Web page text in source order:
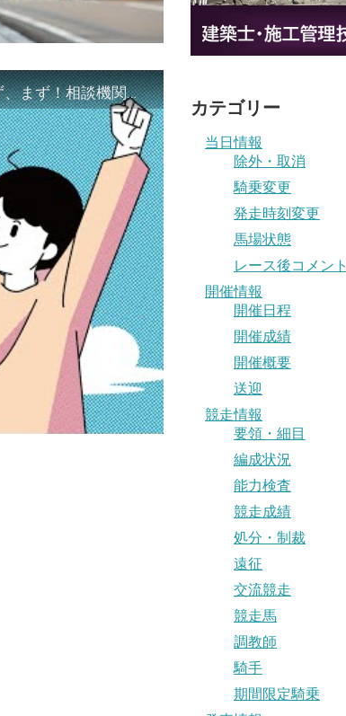
「ギャンブル等依存症対策啓発動画 ～一人で悩まず、家族で悩まず、まず！相談機関へ～」
カテゴリー
当日情報
除外・取消
騎乗変更
発走時刻変更
馬場状態
レース後コメント
開催情報
開催日程
開催成績
開催概要
送迎
競走情報
要領・細目
編成状況
能力検査
競走成績
処分・制裁
遠征
交流競走
競走馬
調教師
騎手
期間限定騎乗